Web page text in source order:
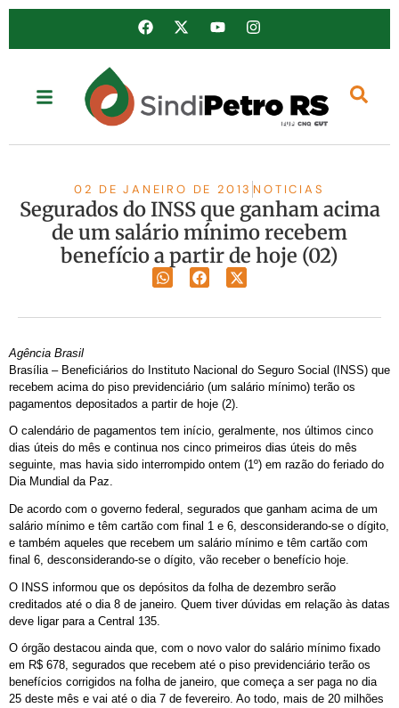
02 DE JANEIRO DE 2013 NOTICIAS
Segurados do INSS que ganham acima
de um salário mínimo recebem
benefício a partir de hoje (02)
Agência Brasil
Brasília – Beneficiários do Instituto Nacional do Seguro Social (INSS) que
recebem acima do piso previdenciário (um salário mínimo) terão os
pagamentos depositados a partir de hoje (2).
O calendário de pagamentos tem início, geralmente, nos últimos cinco
dias úteis do mês e continua nos cinco primeiros dias úteis do mês
seguinte, mas havia sido interrompido ontem (1º) em razão do feriado do
Dia Mundial da Paz.
De acordo com o governo federal, segurados que ganham acima de um
salário mínimo e têm cartão com final 1 e 6, desconsiderando-se o dígito,
e também aqueles que recebem um salário mínimo e têm cartão com
final 6, desconsiderando-se o dígito, vão receber o benefício hoje.
O INSS informou que os depósitos da folha de dezembro serão
creditados até o dia 8 de janeiro. Quem tiver dúvidas em relação às datas
deve ligar para a Central 135.
O órgão destacou ainda que, com o novo valor do salário mínimo fixado
em R$ 678, segurados que recebem até o piso previdenciário terão os
benefícios corrigidos na folha de janeiro, que começa a ser paga no dia
25 deste mês e vai até o dia 7 de fevereiro. Ao todo, mais de 20 milhões